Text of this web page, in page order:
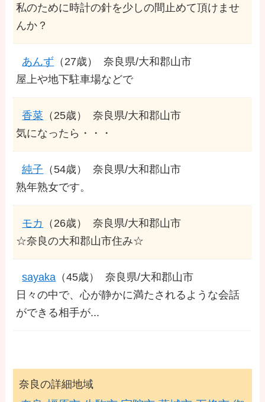
私のために時計の針を少しの間止めて頂けませ
んか？
あんず （27歳）
奈良県/大和郡山市
屋上や地下駐車場などで
香菜 （25歳）
奈良県/大和郡山市
気になったら・・・
純子 （54歳）
奈良県/大和郡山市
熟年熟女です。
モカ （26歳）
奈良県/大和郡山市
☆奈良の大和郡山市住み☆
sayaka （45歳）
奈良県/大和郡山市
日々の中で、心が静かに満たされるような会話
ができる相手が...
奈良の詳細地域